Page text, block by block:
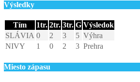
Výsledky
Tím 1tr. 2tr. 3tr. G Výsledok
SLÁVIA 0 2 3 5 Výhra
NIVY
1 0 2 3 Prehra
Miesto zápasu